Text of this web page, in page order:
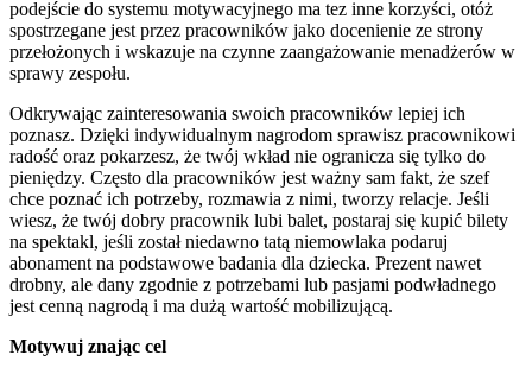
podejście do systemu motywacyjnego ma tez inne korzyści, otóż
spostrzegane jest przez pracowników jako docenienie ze strony
przełożonych i wskazuje na czynne zaangażowanie menadżerów w
sprawy zespołu.
Odkrywając zainteresowania swoich pracowników lepiej ich
poznasz. Dzięki indywidualnym nagrodom sprawisz pracownikowi
radość oraz pokarzesz, że twój wkład nie ogranicza się tylko do
pieniędzy. Często dla pracowników jest ważny sam fakt, że szef
chce poznać ich potrzeby, rozmawia z nimi, tworzy relacje. Jeśli
wiesz, że twój dobry pracownik lubi balet, postaraj się kupić bilety
na spektakl, jeśli został niedawno tatą niemowlaka podaruj
abonament na podstawowe badania dla dziecka. Prezent nawet
drobny, ale dany zgodnie z potrzebami lub pasjami podwładnego
jest cenną nagrodą i ma dużą wartość mobilizującą.
Motywuj znając cel